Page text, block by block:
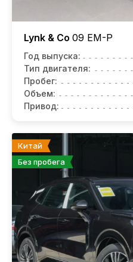
Lynk & Co 09 EM-P
Год выпуска:
Тип двигателя:
Пробег:
Объем:
Привод:
Китай
Без пробега